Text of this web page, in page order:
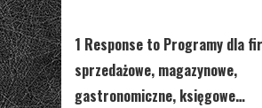
1 Response to Programy dla
sprzedażowe, magazynowe,
gastronomiczne, księgowe…